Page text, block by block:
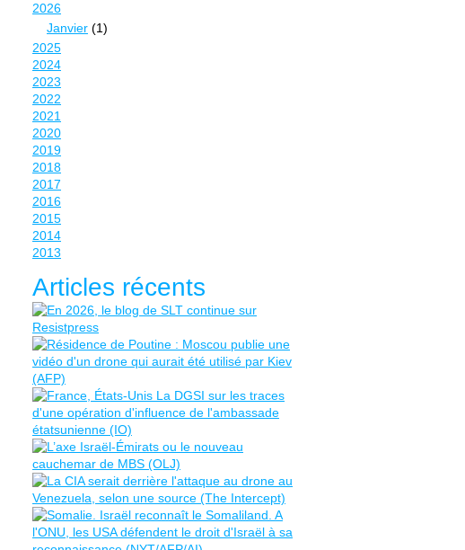
2026
Janvier (1)
2025
2024
2023
2022
2021
2020
2019
2018
2017
2016
2015
2014
2013
Articles récents